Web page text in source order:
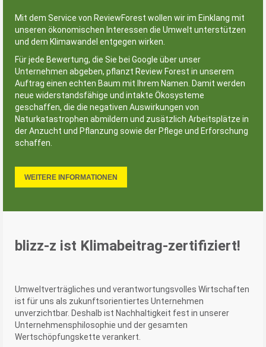
Mit dem Service von ReviewForest wollen wir im Einklang mit
unseren ökonomischen Interessen die Umwelt unterstützen
und dem Klimawandel entgegen wirken.
Für jede Bewertung, die Sie bei Google über unser
Unternehmen abgeben, pflanzt Review Forest in unserem
Auftrag einen echten Baum mit Ihrem Namen. Damit werden
neue widerstandsfähige und intakte Ökosysteme
geschaffen, die die negativen Auswirkungen von
Naturkatastrophen abmildern und zusätzlich Arbeitsplätze in
der Anzucht und Pflanzung sowie der Pflege und Erforschung
schaffen.
WEITERE INFORMATIONEN
blizz-z ist Klimabeitrag-zertifiziert!
Umweltverträgliches und verantwortungsvolles Wirtschaften
ist für uns als zukunftsorientiertes Unternehmen
unverzichtbar. Deshalb ist Nachhaltigkeit fest in unserer
Unternehmensphilosophie und der gesamten
Wertschöpfungskette verankert.